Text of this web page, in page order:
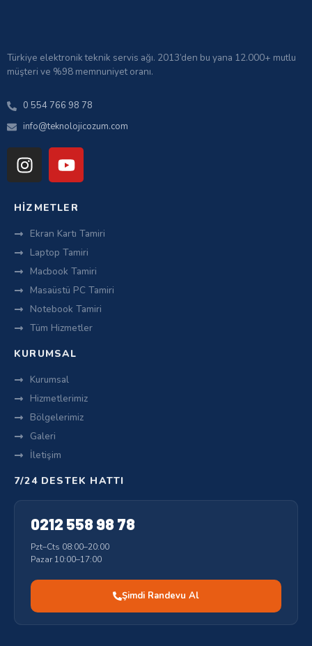
Türkiye elektronik teknik servis ağı. 2013’den bu yana 12.000+ mutlu
müşteri ve %98 memnuniyet oranı.
0 554 766 98 78
info@teknolojicozum.com
HIZMETLER
Ekran Kartı Tamiri
Laptop Tamiri
Macbook Tamiri
Masaüstü PC Tamiri
Notebook Tamiri
Tüm Hizmetler
KURUMSAL
Kurumsal
Hizmetlerimiz
Bölgelerimiz
Galeri
İletişim
7/24 DESTEK HATTI
0212 558 98 78
Pzt–Cts 08:00–20:00
Pazar 10:00–17:00
Şimdi Randevu Al